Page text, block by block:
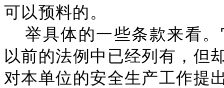
可以预料的。
举具体的一些条款来看
以前的法例中已经列有，但
对本单位的安全生产工作提